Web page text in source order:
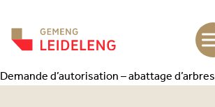
Demande d’autorisation – abattage d’arbres